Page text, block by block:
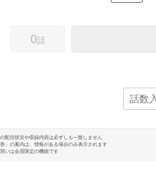
0話
配信状況や収録内容は必ずしも一致しません
巻」の案内は、情報がある場合のみ表示されます
いは会員限定の機能です